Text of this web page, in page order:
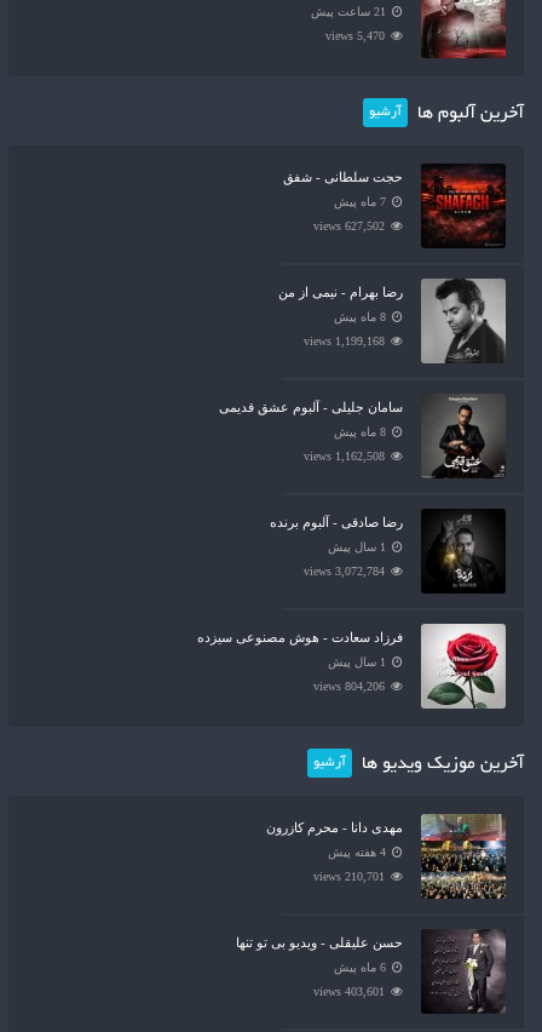
21 ساعت پیش
5,470 views
آخرین آلبوم ها آرشیو
حجت سلطانی - شفق
7 ماه پیش
627,502 views
رضا بهرام - نیمی از من
8 ماه پیش
1,199,168 views
سامان جلیلی - آلبوم عشق قدیمی
8 ماه پیش
1,162,508 views
رضا صادقی - آلبوم برنده
1 سال پیش
3,072,784 views
فرزاد سعادت - هوش مصنوعی سیزده
1 سال پیش
804,206 views
آخرین موزیک ویدیو ها آرشیو
مهدی دانا - محرم کازرون
4 هفته پیش
210,701 views
حسن علیقلی - ویدیو بی تو تنها
6 ماه پیش
403,601 views